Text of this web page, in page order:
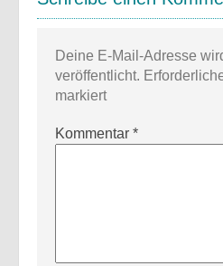
Deine E-Mail-Adresse
veröffentlicht.
markiert
Kommentar *